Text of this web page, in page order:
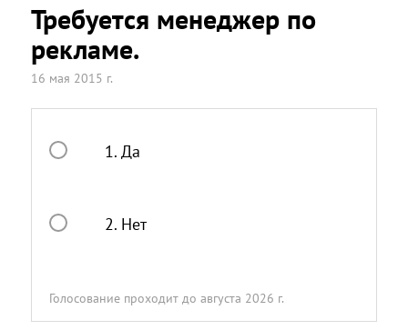
Требуется менеджер по
рекламе.
16 мая 2015 г.
1. Да
2. Нет
Голосование проходит до августа 2026 г.